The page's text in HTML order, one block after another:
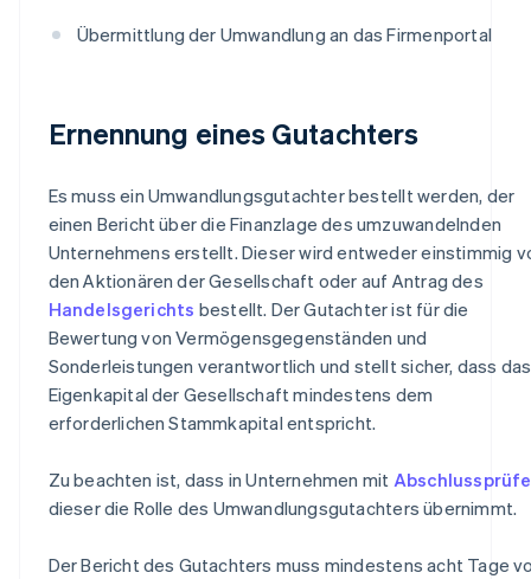
Übermittlung der Umwandlung an das Firmenportal
Ernennung eines Gutachters
Es muss ein Umwandlungsgutachter bestellt werden, der
einen Bericht über die Finanzlage des umzuwandelnden
Unternehmens erstellt. Dieser wird entweder einstimmig
den Aktionären der Gesellschaft oder auf Antrag des
Handelsgerichts bestellt. Der Gutachter ist für die
Bewertung von Vermögensgegenständen und
Sonderleistungen verantwortlich und stellt sicher, dass das
Eigenkapital der Gesellschaft mindestens dem
erforderlichen Stammkapital entspricht.
Zu beachten ist, dass in Unternehmen mit
dieser die Rolle des Umwandlungsgutachters übernimmt.
Der Bericht des Gutachters muss mindestens acht Tage